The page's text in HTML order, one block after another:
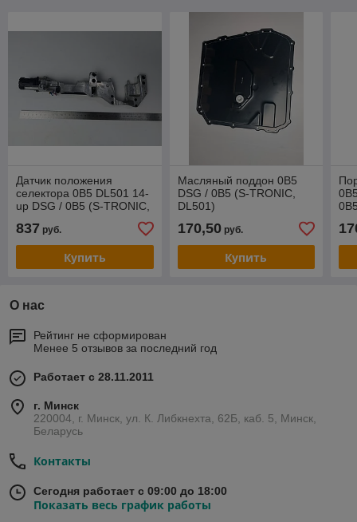
Датчик положения
селектора 0B5 DL501 14-
up DSG / 0B5 (S-TRONIC,
837 руб.
Купить
Масляный поддон 0B5
DSG / 0B5 (S-TRONIC,
DL501)
170,50руб.
Купить
О нас
Рейтинг не сформирован
Менее 5 отзывов за последний год
Работает с 28.11.2011
г. Минск
220004, г. Минск, ул. К. Либкнехта, 62Б, каб. 5, Минск,
Беларусь
Контакты
Сегодня работает с 09:00 до 18:00
Показать весь график работы